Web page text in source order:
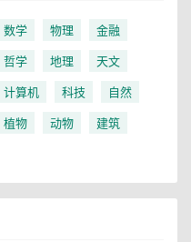
数学 物理
金融
哲学 地理
天文
计算机 科技
自然
植物 动物
建筑